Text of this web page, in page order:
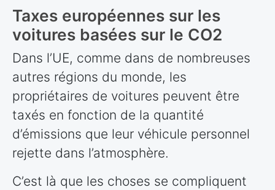
Taxes européennes sur les
voitures basées sur le CO2
Dans l’UE, comme dans de nombreuses
autres régions du monde, les
propriétaires de voitures peuvent être
taxés en fonction de la quantité
d’émissions que leur véhicule personnel
rejette dans l’atmosphère.
C’est là que les choses se compliquent